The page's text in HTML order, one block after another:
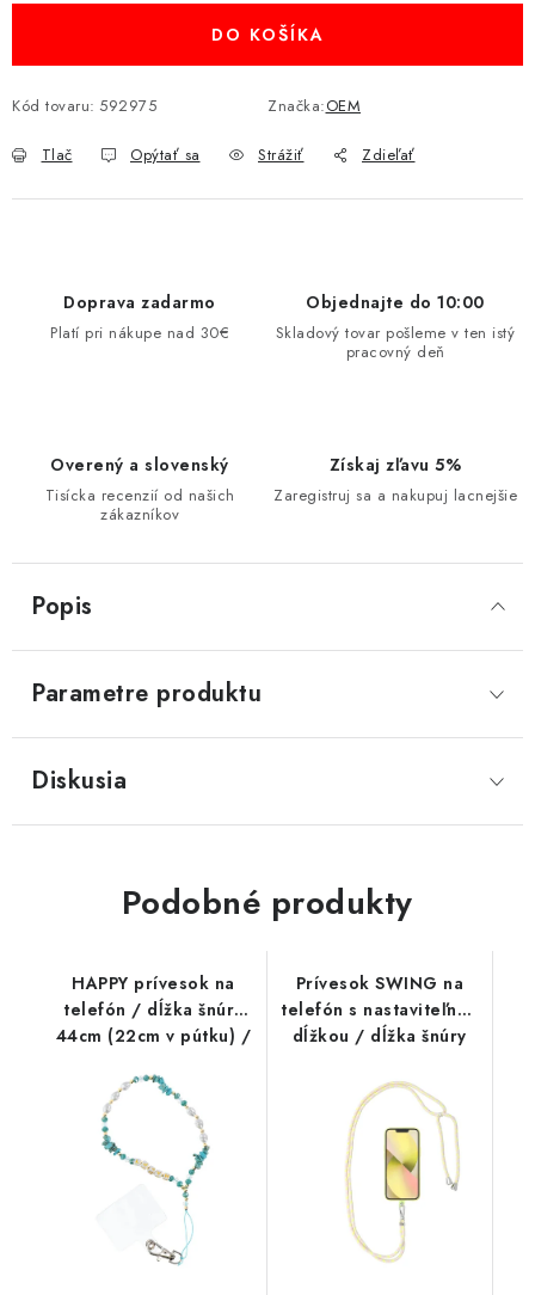
Podmienky ochrany osobných údajov
Reklamácia Kontakty
DO KOŠÍKA
Kód tovaru: 592975 Značka:OEM
Tlač Opýtať sa Strážiť Zdieľať
Doprava zadarmo
Platí pri nákupe nad 30€
Objednajte do 10:00
Skladový tovar pošleme v ten istý
pracovný deň
Overený a slovenský
Tisícka recenzií od našich
zákazníkov
Získaj zľavu 5%
Zaregistruj sa a nakupuj lacnejšie
Popis
Parametre produktu
Diskusia
Podobné produkty
HAPPY prívesok na
telefón / dĺžka šnúry
44cm (22cm v pútku) /
Prívesok SWING na
telefón s nastaviteľnou
dĺžkou / dĺžka šnúry
slučke) / na rameno
alebo krk - sivo-žltá